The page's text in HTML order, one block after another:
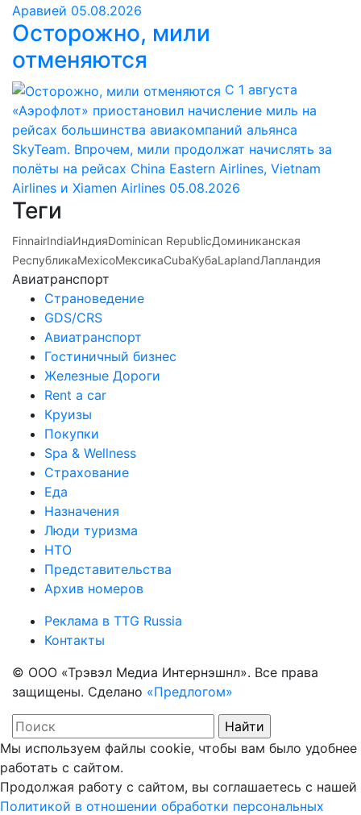
Аравией 05.08.2026
Осторожно, мили
отменяются
С 1 августа
«Аэрофлот» приостановил начисление миль на
рейсах большинства авиакомпаний альянса
SkyTeam. Впрочем, мили продолжат начислять за
полёты на рейсах China Eastern Airlines, Vietnam
Airlines и Xiamen Airlines 05.08.2026
Теги
FinnairIndiaИндияDominican RepublicДоминиканская
РеспубликаMexicoМексикаCubaКубаLaplandЛапландия
Авиатранспорт
Страноведение
GDS/CRS
Авиатранспорт
Гостиничный бизнес
Железные Дороги
Rent a car
Круизы
Покупки
Spa & Wellness
Страхование
Еда
Назначения
Люди туризма
НТО
Представительства
Архив номеров
Реклама в TTG Russia
Контакты
© ООО «Трэвэл Медиа Интернэшнл». Все права
защищены. Сделано «Предлогом»
Мы используем файлы cookie, чтобы вам было удобнее
работать с сайтом.
Продолжая работу с сайтом, вы соглашаетесь с нашей
Политикой в отношении обработки персональных